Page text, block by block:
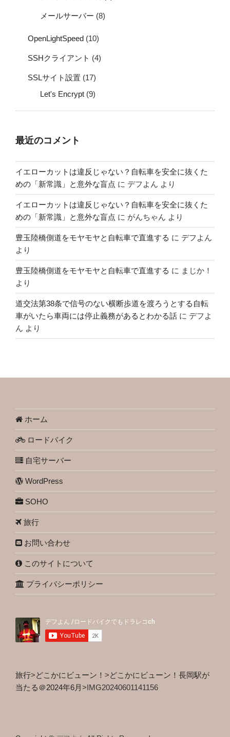
メールサーバー (8)
OpenLightSpeed (10)
SSHクライアント (4)
SSLサイト設置 (17)
Let's Encrypt (9)
最近のコメント
イエローカットは違反じゃない？自転車を安全に抜くた
めの「新常識」と意外な盲点 に デフよん より
イエローカットは違反じゃない？自転車を安全に抜くた
めの「新常識」と意外な盲点 に がんちゃん より
豊玉陸橋側道をモヤモヤと自転車で直進する に デフよん
より
豊玉陸橋側道をモヤモヤと自転車で直進する に まじか！
より
道交法第38条で信号のない横断歩道を渡ろうとする自転
車がいたら車両には停止義務があるとわかる話 に デフよ
ん より
ホーム
ロードバイク
自宅サーバー
WordPress
SOHO
旅行
お問い合わせ
このサイトについて
プライバシーポリシー
旅行>どこかにビューン！ >どこかにビューン！長岡駅が
当たる＠2024年6月>IMG20240601141156